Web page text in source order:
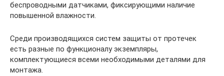
беспроводными датчиками, фиксирующими наличие
повышенной влажности.
Среди производящихся систем защиты от протечек
есть разные по функционалу экземпляры,
комплектующиеся всеми необходимыми деталями для
монтажа.